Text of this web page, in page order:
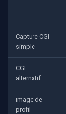
Capture CGI
simple
CGI
alternatif
Image de
profil